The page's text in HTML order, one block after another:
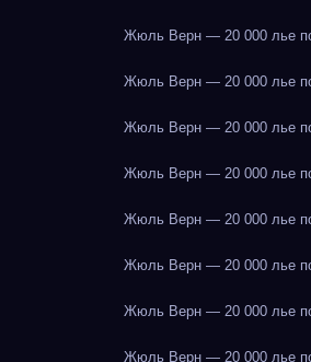
Жюль Верн — 20 000 лье
Жюль Верн — 20 000 лье
Жюль Верн — 20 000 лье
Жюль Верн — 20 000 лье
Жюль Верн — 20 000 лье
Жюль Верн — 20 000 лье
Жюль Верн — 20 000 лье
Жюль Верн — 20 000 лье